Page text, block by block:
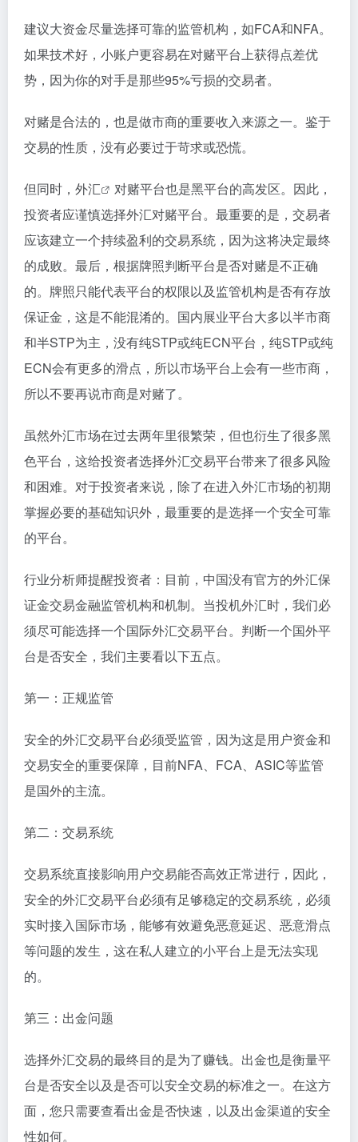
建议大资金尽量选择可靠的监管机构，如FCA和NFA。
如果技术好，小账户更容易在对赌平台上获得点差优
势，因为你的对手是那些95%亏损的交易者。
对赌是合法的，也是做市商的重要收入来源之一。鉴于
交易的性质，没有必要过于苛求或恐慌。
但同时， 外汇
对赌平台也是黑平台的高发区。因此，
投资者应谨慎选择外汇对赌平台。最重要的是，交易者
应该建立一个持续盈利的交易系统，因为这将决定最终
的成败。最后，根据牌照判断平台是否对赌是不正确
的。牌照只能代表平台的权限以及监管机构是否有存放
保证金，这是不能混淆的。国内展业平台大多以半市商
和半STP为主，没有纯STP或纯ECN平台，纯STP或纯
ECN会有更多的滑点，所以市场平台上会有一些市商，
所以不要再说市商是对赌了。
虽然外汇市场在过去两年里很繁荣，但也衍生了很多黑
色平台，这给投资者选择外汇交易平台带来了很多风险
和困难。对于投资者来说，除了在进入外汇市场的初期
掌握必要的基础知识外，最重要的是选择一个安全可靠
的平台。
行业分析师提醒投资者：目前，中国没有官方的外汇保
证金交易金融监管机构和机制。当投机外汇时，我们必
须尽可能选择一个国际外汇交易平台。判断一个国外平
台是否安全，我们主要看以下五点。
第一：正规监管
安全的外汇交易平台必须受监管，因为这是用户资金和
交易安全的重要保障，目前NFA、FCA、ASIC等监管
是国外的主流。
第二：交易系统
交易系统直接影响用户交易能否高效正常进行，因此，
安全的外汇交易平台必须有足够稳定的交易系统，必须
实时接入国际市场，能够有效避免恶意延迟、恶意滑点
等问题的发生，这在私人建立的小平台上是无法实现
的。
第三：出金问题
选择外汇交易的最终目的是为了赚钱。出金也是衡量平
台是否安全以及是否可以安全交易的标准之一。在这方
面，您只需要查看出金是否快速，以及出金渠道的安全
性如何。